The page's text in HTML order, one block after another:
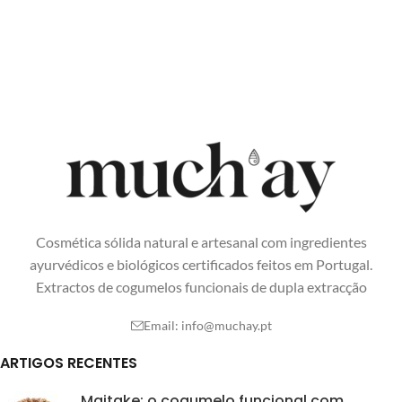
Cosmética sólida natural e artesanal com ingredientes
ayurvédicos e biológicos certificados feitos em Portugal.
Extractos de cogumelos funcionais de dupla extracção
Email: info@muchay.pt
ARTIGOS RECENTES